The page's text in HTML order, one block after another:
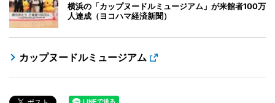
横浜の「カップヌードルミュージアム」が来館者100万
人達成（ヨコハマ経済新聞）
カップヌードルミュージアム